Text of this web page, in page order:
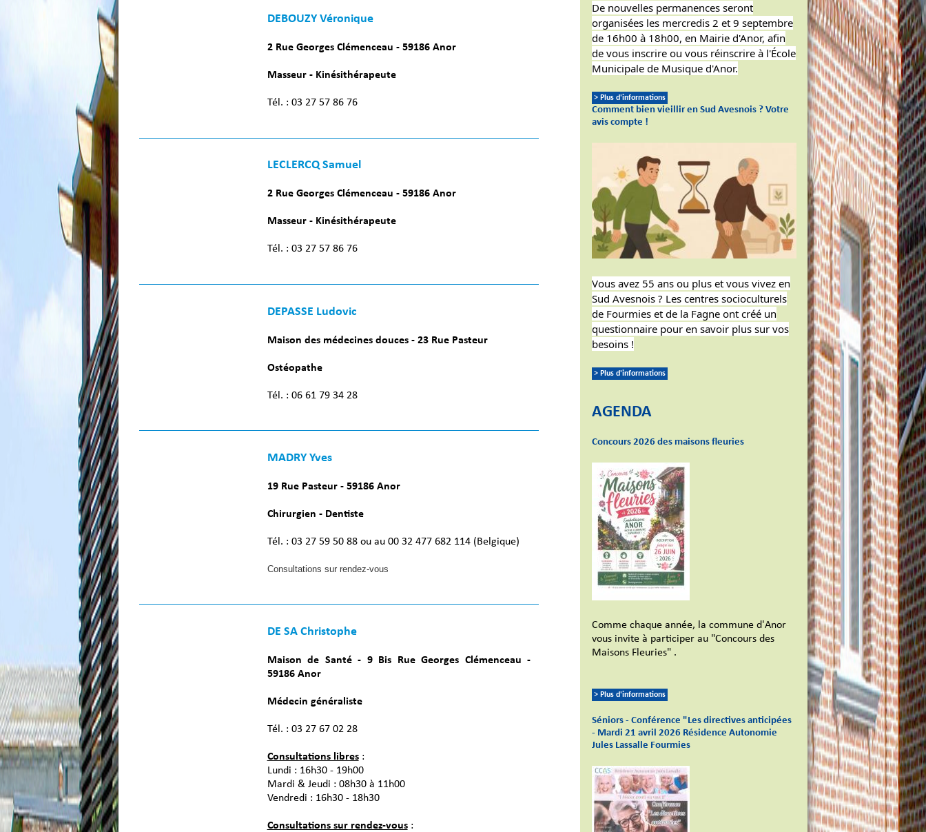
De nouvelles permanences seront
organisées les mercredis 2 et 9 septembre
de 16h00 à 18h00, en Mairie d'Anor, afin
de vous inscrire ou vous réinscrire à l'École
Municipale de Musique d'Anor.
> Plus d'informations
Comment bien vieillir en Sud Avesnois ? Votre
avis compte !
Vous avez 55 ans ou plus et vous vivez en
Sud Avesnois ? Les centres socioculturels
de Fourmies et de la Fagne ont créé un
questionnaire pour en savoir plus sur vos
besoins !
> Plus d'informations
AGENDA
Concours 2026 des maisons fleuries
Comme chaque année, la commune d'Anor
vous invite à participer au "Concours des
Maisons Fleuries" .
> Plus d'informations
Séniors - Conférence "Les directives anticipées
- Mardi 21 avril 2026 Résidence Autonomie
Jules Lassalle Fourmies
DEBOUZY Véronique
2 Rue Georges Clémenceau - 59186 Anor
Masseur - Kinésithérapeute
Tél. : 03 27 57 86 76
LECLERCQ Samuel
2 Rue Georges Clémenceau - 59186 Anor
Masseur - Kinésithérapeute
Tél. : 03 27 57 86 76
DEPASSE Ludovic
Maison des médecines douces - 23 Rue Pasteur
Ostéopathe
Tél. : 06 61 79 34 28
MADRY Yves
19 Rue Pasteur - 59186 Anor
Chirurgien - Dentiste
Tél. : 03 27 59 50 88 ou au 00 32 477 682 114 (Belgique)
Consultations sur rendez-vous
DE SA Christophe
Maison de Santé - 9 Bis Rue Georges Clémenceau -
59186 Anor
Médecin généraliste
Tél. : 03 27 67 02 28
Consultations libres:
Lundi : 16h30 - 19h00
Mardi & Jeudi : 08h30 à 11h00
Vendredi : 16h30 - 18h30
Consultations sur rendez-vous: